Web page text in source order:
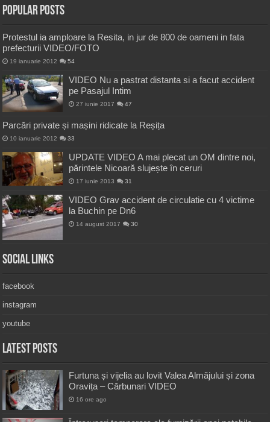
Popular Posts
Protestul ia amploare la Resita, in jur de 800 de oameni in fata
prefecturii VIDEO/FOTO
19 ianuarie 2012 54
VIDEO Nu a pastrat distanta si a facut accident
pe Pasajul Intim
27 iunie 2017 47
Parcări private și mașini ridicate la Reșița
10 ianuarie 2012 33
UPDATE VIDEO A mai plecat un OM dintre noi,
părintele Nicoară slujește în ceruri
17 iunie 2013 31
VIDEO Grav accident de circulatie cu 4 victime
la Buchin pe Dn6
14 august 2017 30
Social Links
facebook
instagram
youtube
Latest Posts
Furtuna și vijelia au lovit Valea Almăjului și zona
Oravița – Cărbunari VIDEO
16 ore ago